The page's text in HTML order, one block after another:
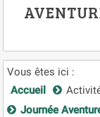
Vous êtes ici :
Accueil
Journée